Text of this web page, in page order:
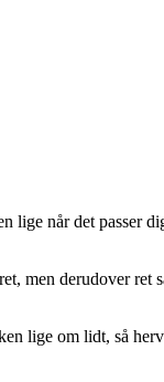
lige når det passer
men derudover ret
lige om lidt, så